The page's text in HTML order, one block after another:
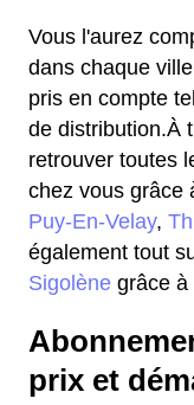
Vous l'aurez
dans chaque
pris en compte
de distribution.À
retrouver toutes
chez vous grâce
Puy-En-Velay,
également tout
Sigolène grâce à
prix et